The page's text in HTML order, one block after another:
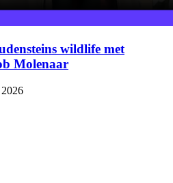
wildlife met
Molenaar